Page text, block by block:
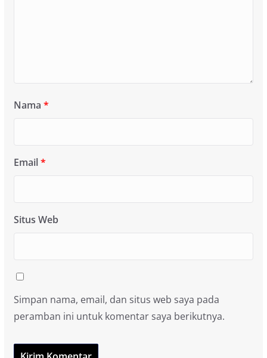
Nama *
Email*
Situs Web
Simpan nama, email, dan situs web saya pada
peramban ini untuk komentar saya berikutnya.